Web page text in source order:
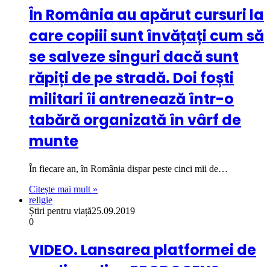
În România au apărut cursuri la
care copiii sunt învățați cum să
se salveze singuri dacă sunt
răpiți de pe stradă. Doi foști
militari îi antrenează într-o
tabără organizată în vârf de
munte
În fiecare an, în România dispar peste cinci mii de…
Citește mai mult »
religie
Știri pentru viață25.09.2019
0
VIDEO. Lansarea platformei de